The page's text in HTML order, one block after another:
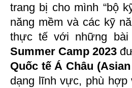
trang bị cho mình “bộ
năng mềm và các kỹ
thực tế với những
Summer Camp 2023
Quốc tế Á Châu
dạng lĩnh vực, phù hợp